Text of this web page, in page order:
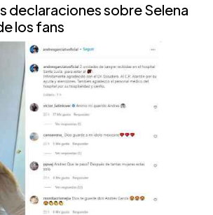
declaraciones sobre Selena
los fans